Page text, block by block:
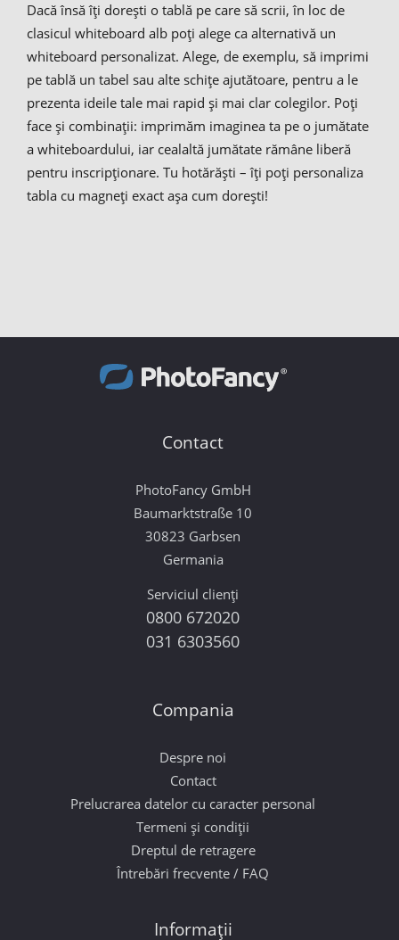
Dacă însă îți dorești o tablă pe care să scrii, în loc de
clasicul whiteboard alb poți alege ca alternativă un
whiteboard personalizat. Alege, de exemplu, să imprimi
pe tablă un tabel sau alte schițe ajutătoare, pentru a le
prezenta ideile tale mai rapid și mai clar colegilor. Poți
face și combinații: imprimăm imaginea ta pe o jumătate
a whiteboardului, iar cealaltă jumătate rămâne liberă
pentru inscripționare. Tu hotărăști – îți poți personaliza
tabla cu magneți exact așa cum dorești!
Contact
PhotoFancy GmbH
Baumarktstraße 10
30823 Garbsen
Germania
Serviciul clienți
0800 672020
031 6303560
Compania
Despre noi
Contact
Prelucrarea datelor cu caracter personal
Termeni și condiții
Dreptul de retragere
Întrebări frecvente / FAQ
Informații